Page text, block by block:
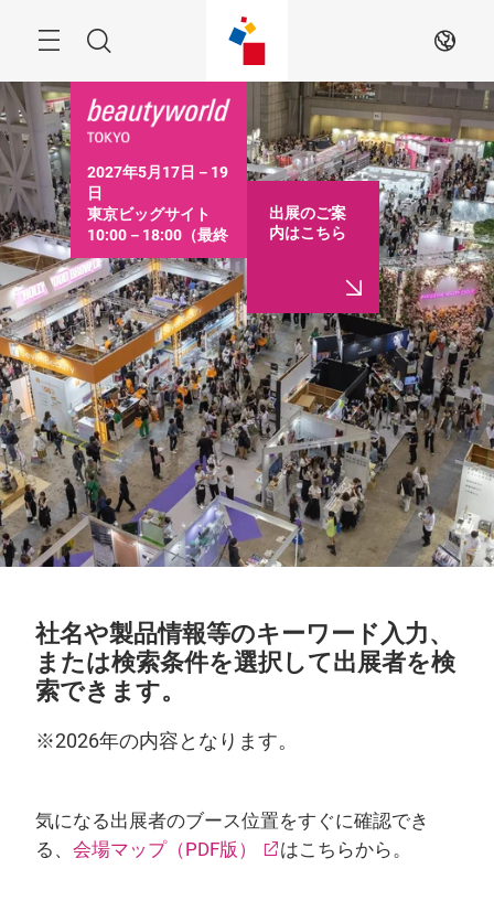
す
る
索
JA
2027年5月17日－19
日
東京ビッグサイト
10:00－18:00（最終
日は16:30まで）
出展のご案
内はこちら
社名や製品情報等のキーワード入力、
または検索条件を選択して出展者を検
索できます。
※2026年の内容となります。
気になる出展者のブース位置をすぐに確認でき
る、 会場マップ（PDF版） はこちらから。